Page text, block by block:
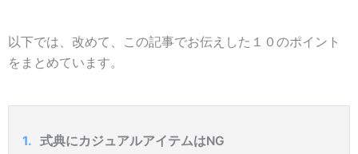
以下では、改めて、この記事でお伝えした１０のポイント
をまとめています。
式典にカジュアルアイテムはNG